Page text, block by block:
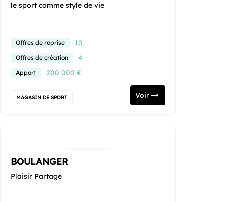
le sport comme style de vie
Offres de reprise 10
Offres de création 4
Apport 200 000 €
MAGASIN DE SPORT Voir
BOULANGER
Plaisir Partagé